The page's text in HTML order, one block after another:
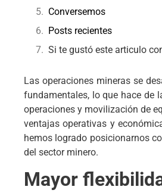
Conversemos
Posts recientes
Si te gustó este articulo
Las operaciones mineras se
fundamentales, lo que hace de
operaciones y movilización de
ventajas operativas y
hemos logrado posicionarnos
del sector minero.
Mayor